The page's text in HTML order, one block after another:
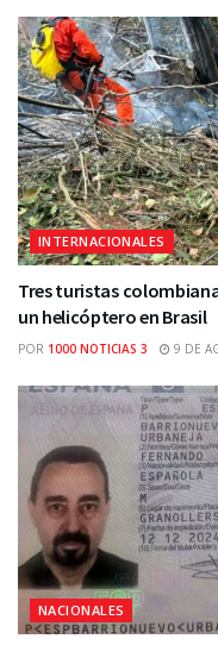
INTERNACIONALES
Tres turistas
un helicóptero en Brasil
POR 1000 NOTICIAS 3 9 DE
NACIONALES